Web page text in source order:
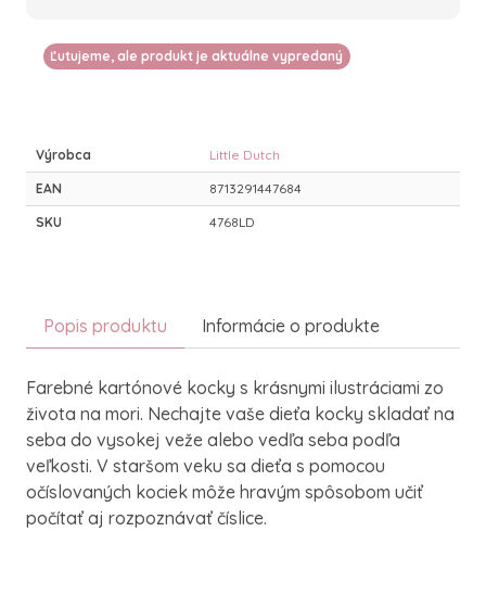
Ľutujeme, ale produkt je aktuálne vypredaný
Výrobca Little Dutch
EAN 8713291447684
SKU 4768LD
Popis produktu Informácie o produkte
Farebné kartónové kocky s krásnymi ilustráciami zo
života na mori. Nechajte vaše dieťa kocky skladať na
seba do vysokej veže alebo vedľa seba podľa
veľkosti. V staršom veku sa dieťa s pomocou
očíslovaných kociek môže hravým spôsobom učiť
počítať aj rozpoznávať číslice.